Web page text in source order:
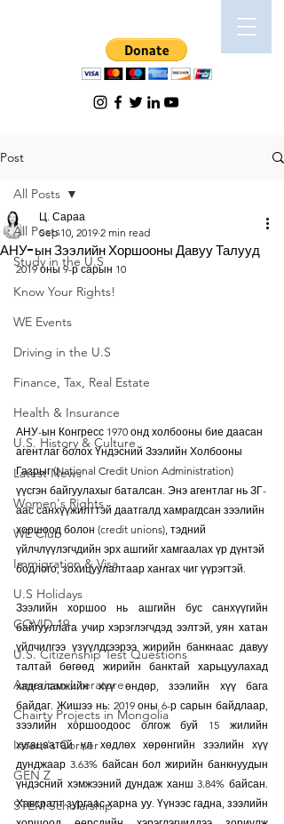
Post
All Posts
Study in the U.S
Know Your Rights!
WE Events
Driving in the U.S
Finance, Tax, Real Estate
Health & Insurance
U.S. History & Culture
Latest News
Women's Rights
WE Club
Immigration & Visa
U.S Holidays
COVID-19
U.S. Citizenship Test Questions
American Literature
Chairty Projects in Mongolia
Intern's Corner
GEN Z
STEM Scholarship
All Posts
АНУ-ын Зээлийн Хоршооны Давуу Талууд
Ц. Сараа
Sep 10, 2019 2 min read
2019 оны 9-р сарын 10
АНУ-ын Конгресс 1970 онд холбооны бие даасан
агентлаг болох Үндэсний Зээлийн Холбооны
Газрыг (National Credit Union Administration)
үүсгэн байгуулахыг баталсан. Энэ агентлаг нь ЗГ-
аас санхүүжилттэй даатгалд хамрагдсан зээлийн
хоршоод болон (credit unions), тэдний
үйлчлүүлэгчдийн эрх ашгийг хамгаалах үр дүнтэй
бодлого, зохицуулалтаар хангах чиг үүрэгтэй.
Зээлийн хоршоо нь ашгийн бус санхүүгийн
байгууллага учир хэрэглэгчдэд ээлтэй, уян хатан
үйлчилгээ үзүүлдгээрээ жирийн банкнаас давуу
талтай бөгөөд жирийн банктай харьцуулахад
хадгаламжийн хүү өндөр, зээлийн хүү бага
байдаг. Жишээ нь: 2019 оны 6-р сарын байдлаар,
зээлийн хоршоодоос олгож буй 15 жилийн
хугацаатай үл хөдлөх хөрөнгийн зээлийн хүү
дунджаар 3.63% байсан бол жирийн банкнуудын
үндэсний хэмжээний дундаж ханш 3.84% байсан.
Хавсралт зургаас харна уу. Үүнээс гадна, зээлийн